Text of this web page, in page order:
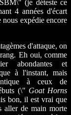
(je déteste ce
4 années d'écart
expédie encore
d'attaque, on
Eh oui, comme
abondantes et
à l'instant, mais
à ceux de
(\" Goat Horns
bon, il est vrai que
aller de main morte